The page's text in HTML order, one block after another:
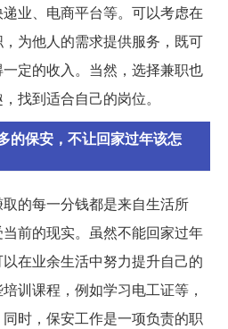
业、电商平台等。可以考虑在
为他人的需求提供服务，既可
定的收入。当然，选择兼职也
找到适合自己的岗位。
的保安，不让回家过年该怎
的每一分钱都是来自生活所
前的现实。虽然不能回家过年
在业余生活中努力提升自己的
训课程，例如学习电工证等，
时，保安工作是一项负责的职